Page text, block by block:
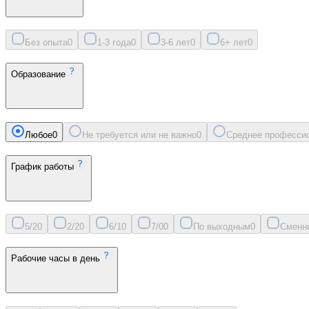
Без опыта0 1-3 года0 3-6 лет0 6+ лет0
Образование
Любое0 Не требуется или не важно0 Среднее
График работы
5/20 2/20 6/10 7/00 По выходным0
Рабочие часы в день